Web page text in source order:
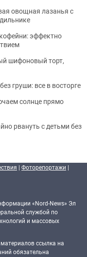
овощная лазанья с
эффектно
шифоновый торт,
груши: все в восторге
солнце прямо
рвануть с детьми без
| Фоторепортажи |
«Nord-News» Эл
службой по
и массовых
ссылка на
обязательна